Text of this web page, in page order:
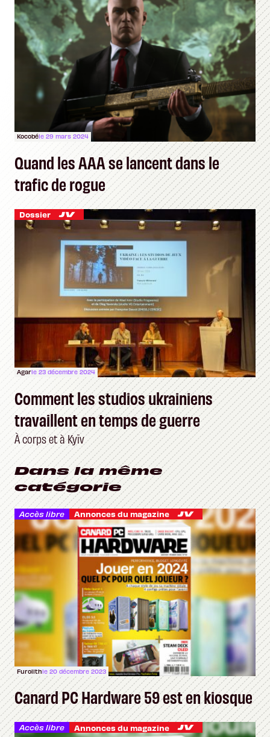
Kocobéle 29 mars 2024
Quand les AAA se lancent dans le
trafic de rogue
Dossier
Agarle 23 décembre 2024
Comment les studios ukrainiens
travaillent en temps de guerre
À corps et à Kyïv
Dans la même
catégorie
Accès libre Annonces du magazine
Furolithle 20 décembre 2023
Canard PC Hardware 59 est en kiosque
Accès libre Annonces du magazine